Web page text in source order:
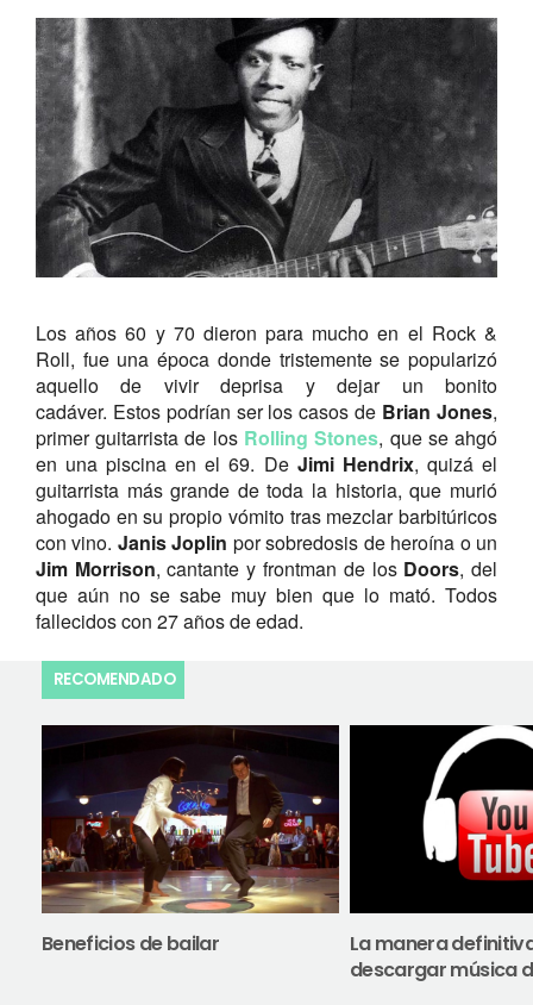
Los años 60 y 70 dieron para mucho en el Rock &
Roll, fue una época donde tristemente se popularizó
aquello de vivir deprisa y dejar un bonito
cadáver. Estos podrían ser los casos de Brian Jones,
primer guitarrista de los Rolling Stones, que se ahgó
en una piscina en el 69. De Jimi Hendrix, quizá el
guitarrista más grande de toda la historia, que murió
ahogado en su propio vómito tras mezclar barbitúricos
con vino. Janis Joplin por sobredosis de heroína o un
Jim Morrison, cantante y frontman de los Doors, del
que aún no se sabe muy bien que lo mató. Todos
fallecidos con 27 años de edad.
RECOMENDADO
Beneficios de bailar
La manera
descargar música